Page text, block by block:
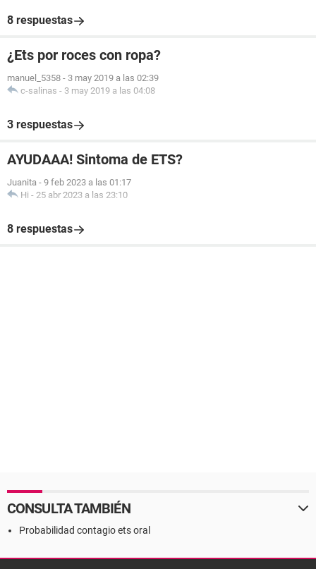
8 respuestas
¿Ets por roces con ropa?
manuel_5358 - 3 may 2019 a las 02:39
c-salinas - 3 may 2019 a las 04:08
3 respuestas
AYUDAAA! Sintoma de ETS?
Juanita - 9 feb 2023 a las 01:17
Hi - 25 abr 2023 a las 23:10
8 respuestas
CONSULTA TAMBIÉN
Probabilidad contagio ets oral